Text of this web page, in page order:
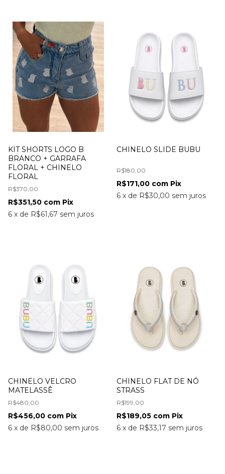
KIT SHORTS LOGO B
BRANCO + GARRAFA
FLORAL + CHINELO
FLORAL
R$370,00
6 x de R$61,67 sem juros
R$351,50 com Pix
CHINELO SLIDE BUBU
R$180,00
6 x de R$30,00 sem juros
R$171,00 com Pix
CHINELO VELCRO
MATELASSÊ
R$480,00
6 x de R$80,00 sem juros
R$456,00 com Pix
CHINELO FLAT DE NÓ
STRASS
R$199,00
6 x de R$33,17 sem juros
R$189,05 com Pix